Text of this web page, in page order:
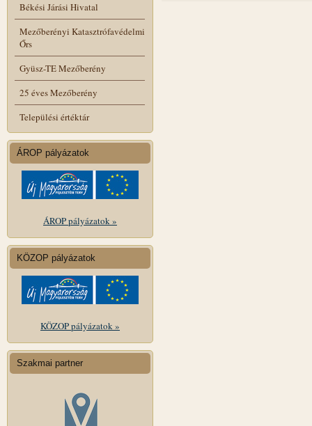
Békési Járási Hivatal
Mezőberényi Katasztrófavédelmi
Őrs
Gyüsz-TE Mezőberény
25 éves Mezőberény
Települési értéktár
ÁROP pályázatok
ÁROP pályázatok »
KÖZOP pályázatok
KÖZOP pályázatok »
Szakmai partner